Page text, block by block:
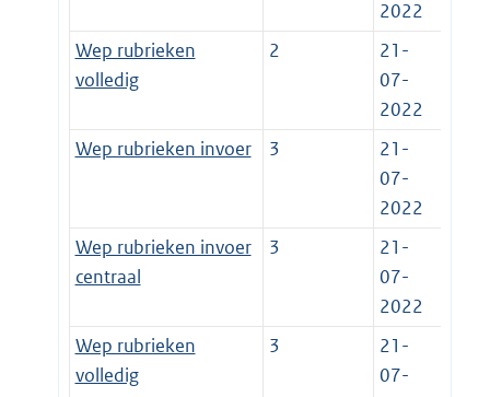
2022
Wep rubrieken
volledig
2
21-
07-
2022
Wep rubrieken invoer
3
21-
07-
2022
Wep rubrieken invoer
centraal
3
21-
07-
2022
Wep rubrieken
volledig
3
21-
07-